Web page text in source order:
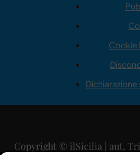
Cookie
Dichiarazione
Copyright © ilSicilia | aut.